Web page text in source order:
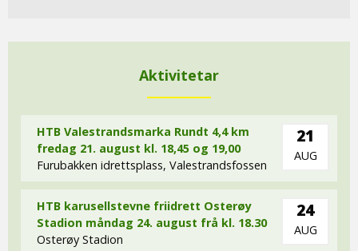
Aktivitetar
HTB Valestrandsmarka Rundt 4,4 km
fredag 21. august kl. 18,45 og 19,00
Furubakken idrettsplass, Valestrandsfossen
21
AUG
HTB karusellstevne friidrett Osterøy
Stadion måndag 24. august frå kl. 18.30
Osterøy Stadion
24
AUG